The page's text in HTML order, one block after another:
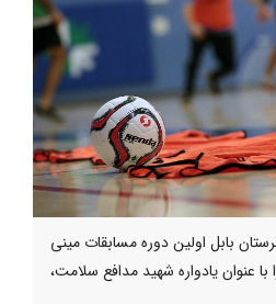
بابل اولین دوره مسابقات مینی
با عنوان یادواره شهید مدافع سلامت،